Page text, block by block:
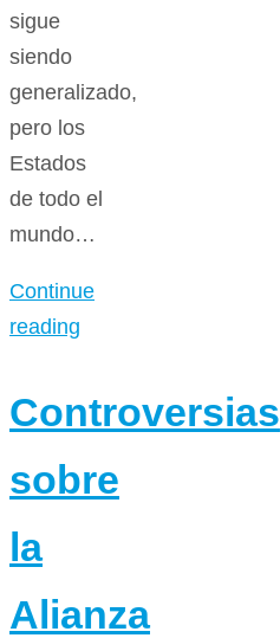
sigue
siendo
generalizado,
pero los
Estados
de todo el
mundo…
Continue
reading
Controversias
sobre
la
Alianza